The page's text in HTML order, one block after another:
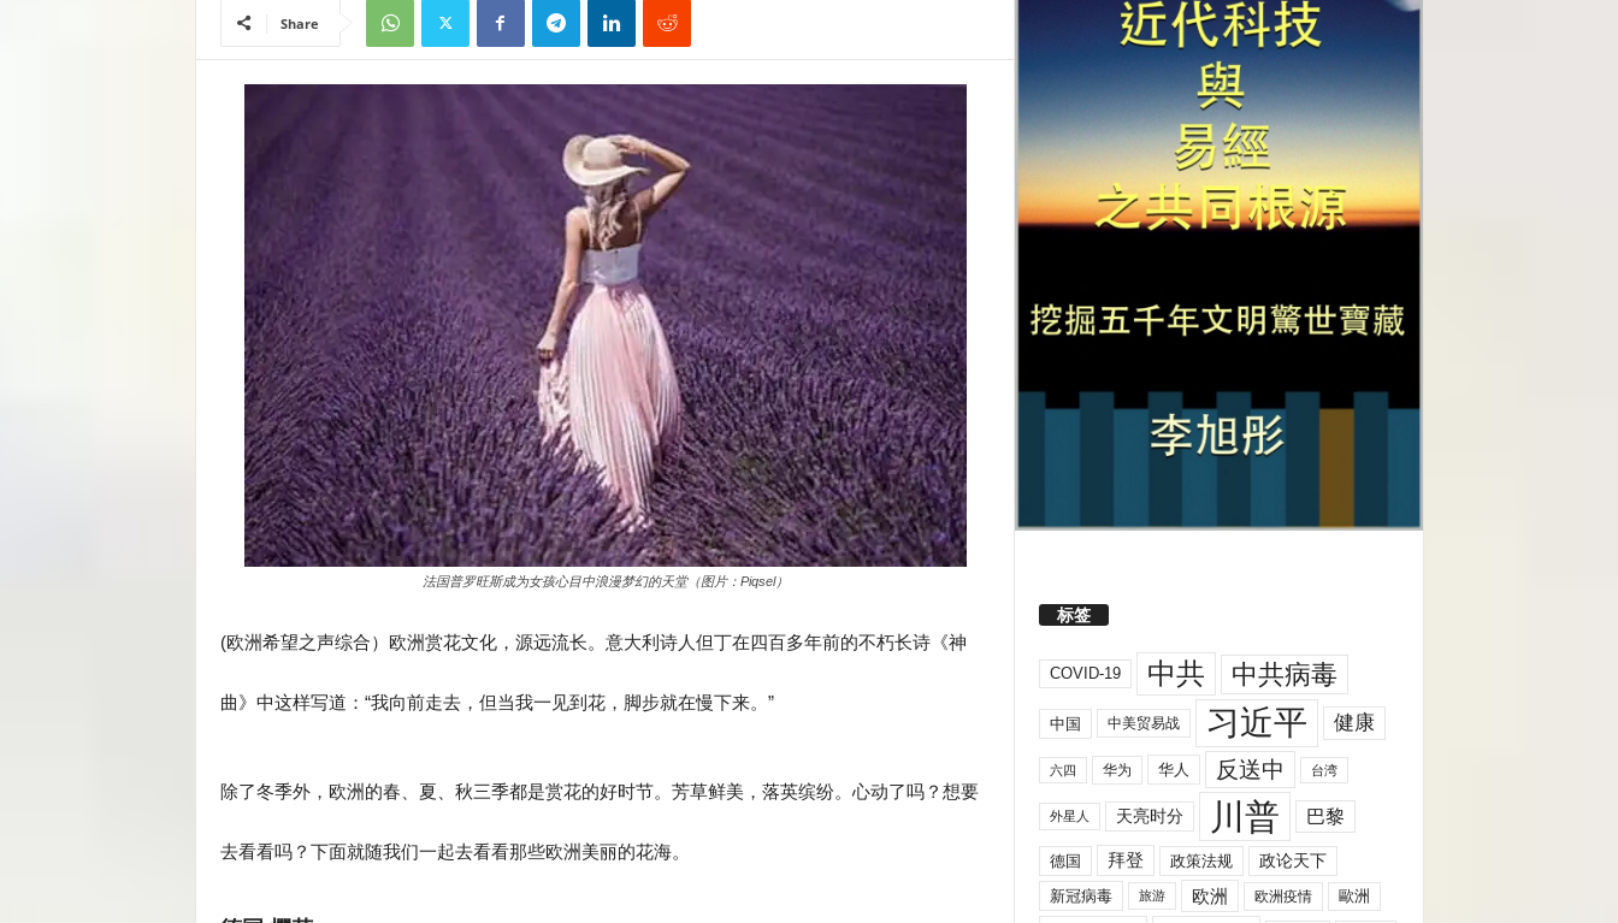
Share
法国普罗旺斯成为女孩心目中浪漫梦幻的天堂（图片：Piqsel）
(欧洲希望之声综合）欧洲赏花文化，源远流长。意大利诗人但丁在四百多年前的不朽长诗《神
曲》中这样写道：“我向前走去，但当我一见到花，脚步就在慢下来。”
除了冬季外，欧洲的春、夏、秋三季都是赏花的好时节。芳草鲜美，落英缤纷。心动了吗？想要
去看看吗？下面就随我们一起去看看那些欧洲美丽的花海。
标签
COVID-19 中共 中共病毒
中国 中美贸易战 习近平 健康
六四 华为 华人 反送中 台湾
外星人 天亮时分 川普 巴黎
德国 拜登 政策法规
政论天下
新冠病毒
旅游 欧洲 欧洲疫情 歐洲